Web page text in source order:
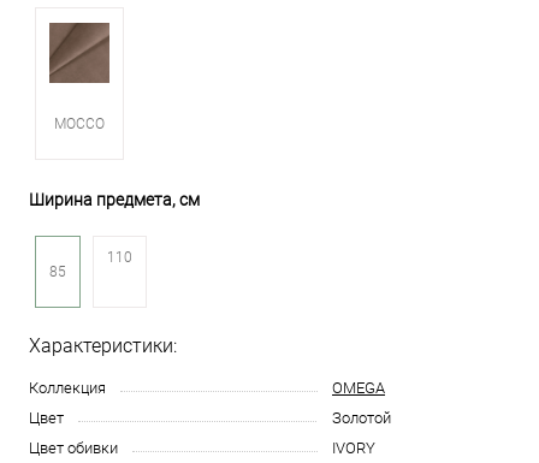
MOCCO
Ширина предмета, см
85
110
Характеристики:
Коллекция
OMEGA
Цвет
Золотой
Цвет обивки
IVORY